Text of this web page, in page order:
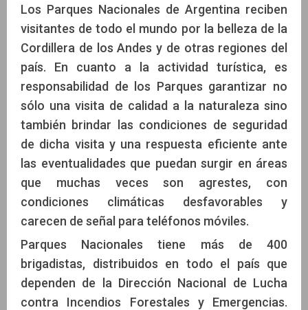
Los Parques Nacionales de Argentina reciben
visitantes de todo el mundo por la belleza de la
Cordillera de los Andes y de otras regiones del
país. En cuanto a la actividad turística, es
responsabilidad de los Parques garantizar no
sólo una visita de calidad a la naturaleza sino
también brindar las condiciones de seguridad
de dicha visita y una respuesta eficiente ante
las eventualidades que puedan surgir en áreas
que muchas veces son agrestes, con
condiciones climáticas desfavorables y
carecen de señal para teléfonos móviles.
Parques Nacionales tiene más de 400
brigadistas, distribuidos en todo el país que
dependen de la Dirección Nacional de Lucha
contra Incendios Forestales y Emergencias.